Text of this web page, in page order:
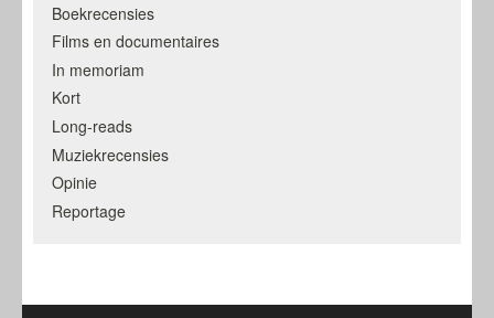
Boekrecensies
Films en documentaires
In memoriam
Kort
Long-reads
Muziekrecensies
Opinie
Reportage